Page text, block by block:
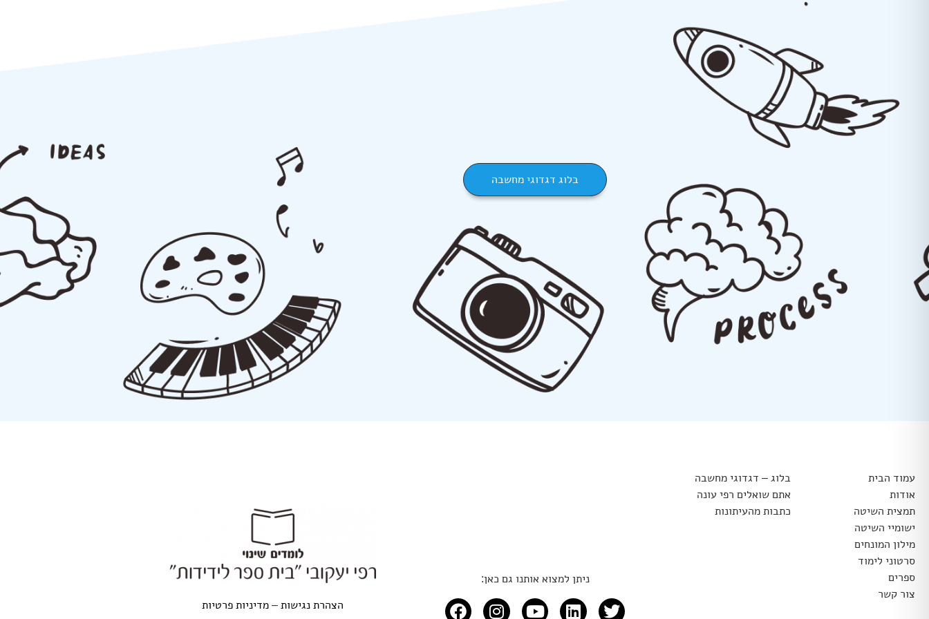
בלוג דגדוגי מחשבה
עמוד הבית
אודות
תמצית השיטה
ישומיי השיטה
מילון המונחים
סרטוני לימוד
ספרים
צור קשר
בלוג – דגדוגי מחשבה
אתם שואלים רפי עונה
כתבות מהעיתונות
ניתן למצוא אותנו גם כאן:
הצהרת נגישות –מדיניות פרטיות